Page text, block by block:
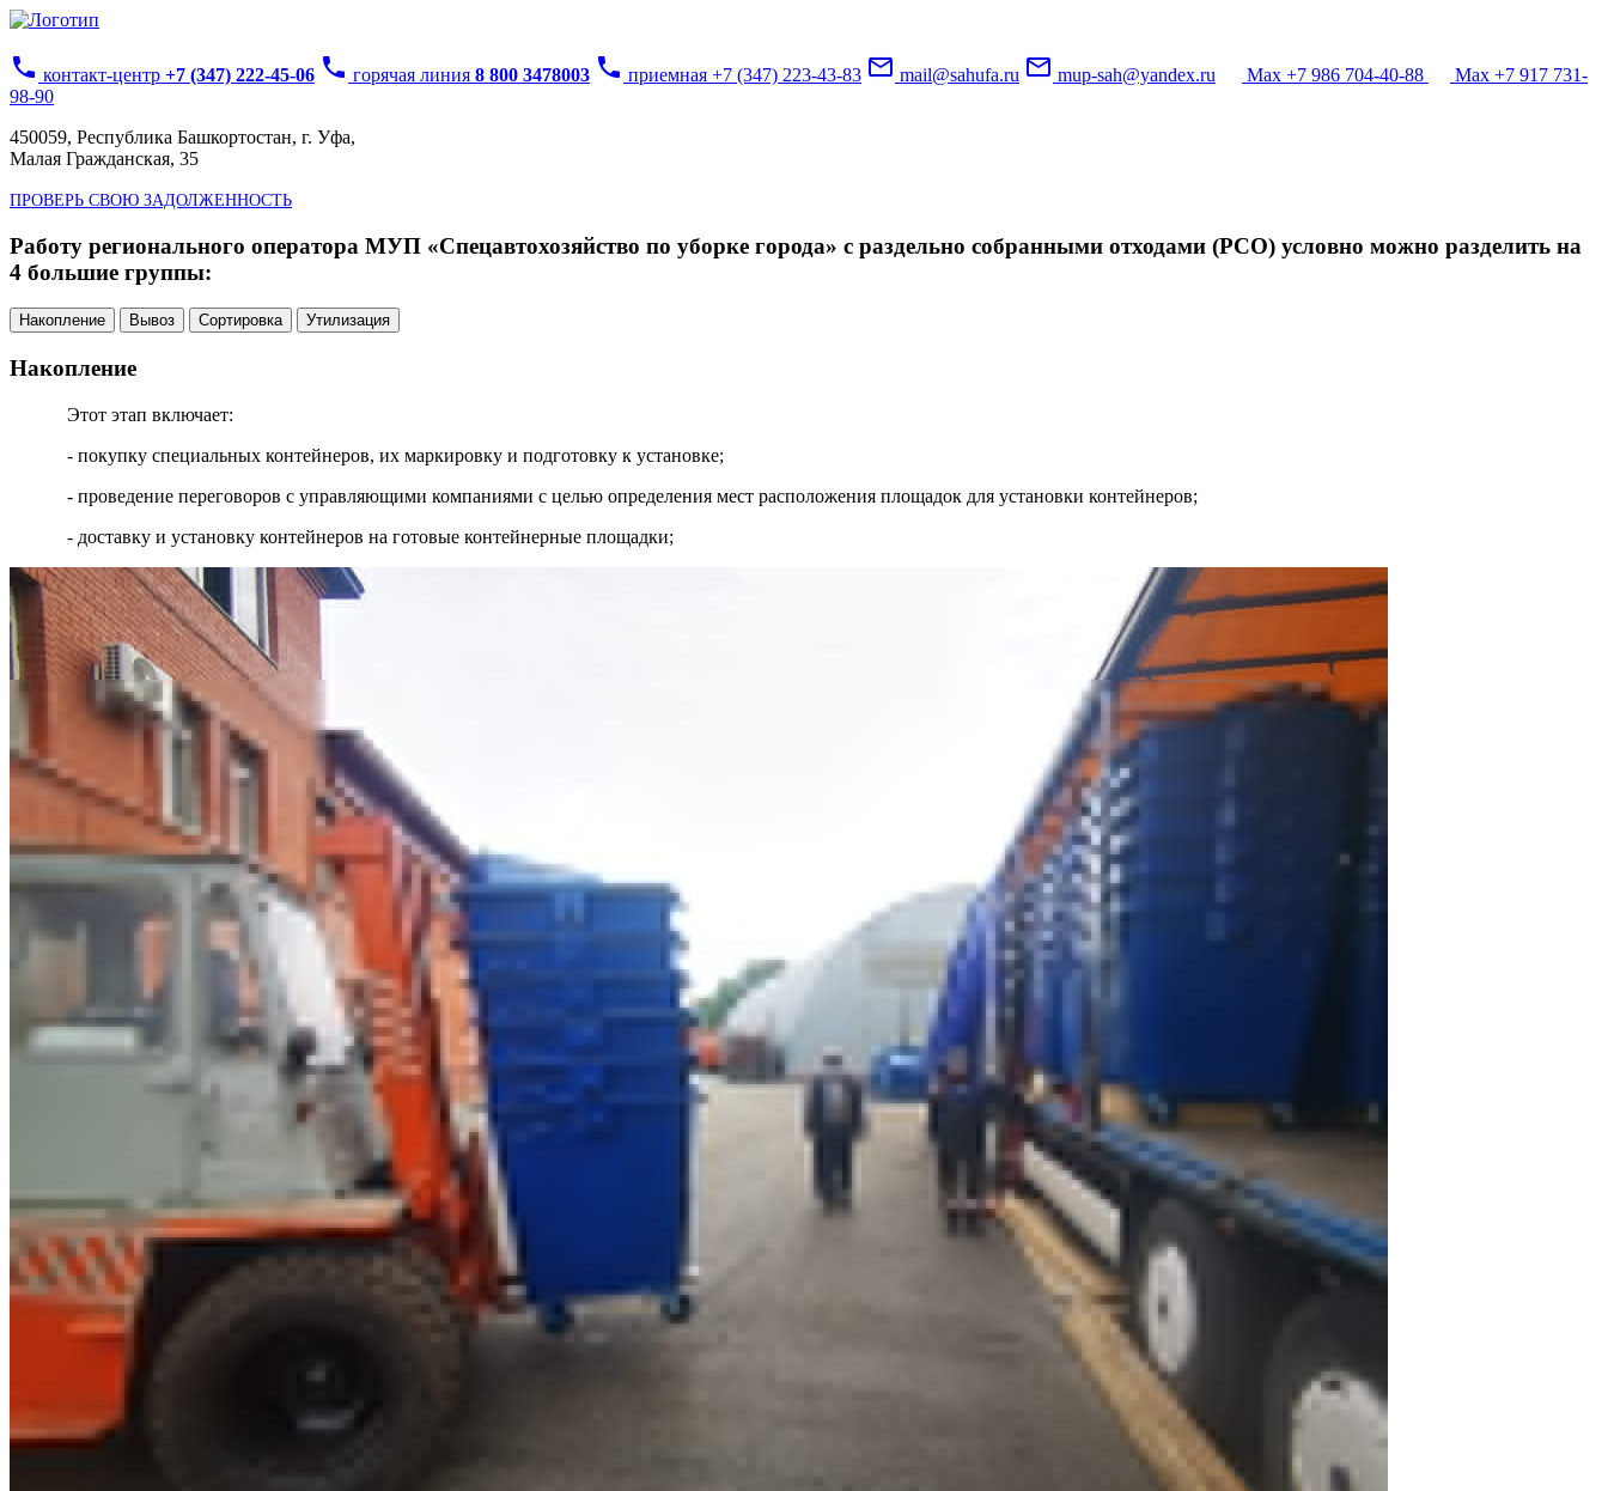
phone контакт-центр +7 (347) 222-45-06 phone горячая линия 8 800 3478003 phone приемная +7 (347) 223-43-83 mail_outline mail@sahufa.ru mail_outline mup-sah@yandex.ru Max +7 986 704-40-88
Max +7 917 731-
98-90
450059, Республика Башкортостан, г. Уфа,
Малая Гражданская, 35
ПРОВЕРЬ СВОЮ ЗАДОЛЖЕННОСТЬ
Работу регионального оператора МУП «Спецавтохозяйство по уборке города» с раздельно собранными отходами (РСО) условно можно разделить на
4 большие группы:
Накопление Вывоз Сортировка Утилизация
Накопление
Этот этап включает:
- покупку специальных контейнеров, их маркировку и подготовку к установке;
- проведение переговоров с управляющими компаниями с целью определения мест расположения площадок для установки контейнеров;
- доставку и установку контейнеров на готовые контейнерные площадки;